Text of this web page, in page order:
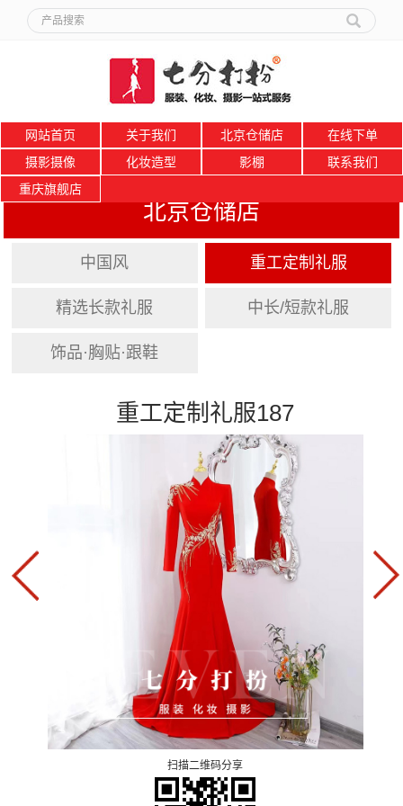
网站首页 关于我们 北京仓储店
在线下单
摄影摄像
化妆造型 影棚
联系我们
重庆旗舰店
北京仓储店
中国风 重工定制礼服
精选长款礼服 中长/短款礼服
饰品·胸贴·跟鞋
重工定制礼服187
扫描二维码分享